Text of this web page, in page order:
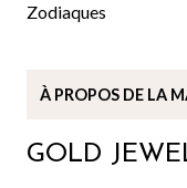
Zodiaques
GOLD
À PROPOS DE LA